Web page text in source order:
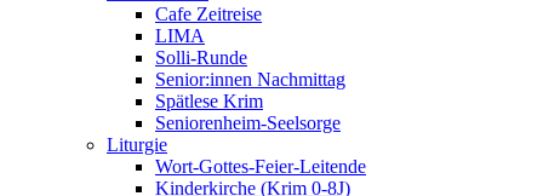
Cafe Zeitreise
LIMA
Solli-Runde
Senior:innen Nachmittag
Spätlese Krim
Seniorenheim-Seelsorge
Liturgie
Wort-Gottes-Feier-Leitende
Kinderkirche (Krim 0-8J)